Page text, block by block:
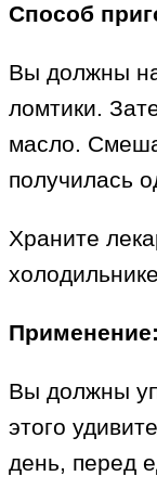
Способ
Вы должны
ломтики.
масло.
получилась
Храните
Применение:
Вы должны
этого
день, перед